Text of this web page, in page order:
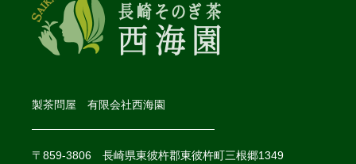
製茶問屋 有限会社西海園
〒859-3806 長崎県東彼杵郡東彼杵町三根郷1349